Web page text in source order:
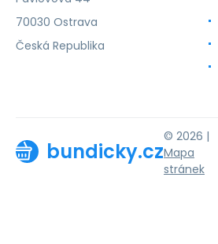
70030 Ostrava
Česká Republika
bundicky.cz
© 2026 |
Mapa
stránek